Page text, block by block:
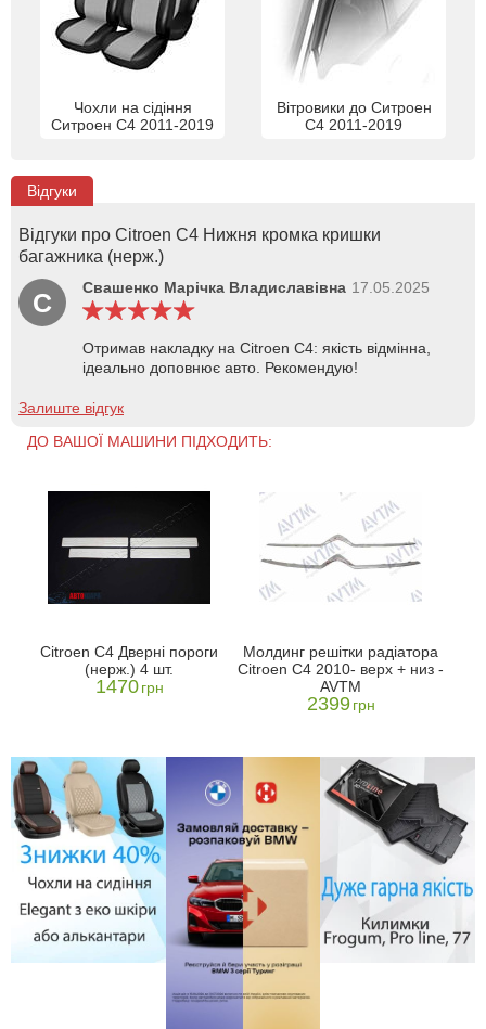
Чохли на сідіння
Ситроен С4 2011-2019
Вітровики до Ситроен
С4 2011-2019
Відгуки
Відгуки про Citroen C4 Нижня кромка кришки
багажника (нерж.)
С Свашенко Марічка Владиславівна 17.05.2025
Отримав накладку на Citroen C4: якість відмінна,
ідеально доповнює авто. Рекомендую!
Залиште відгук
ДО ВАШОЇ МАШИНИ ПІДХОДИТЬ:
Citroen C4 Дверні пороги
(нерж.) 4 шт.
1470 грн
Молдинг решітки радіатора
Citroen C4 2010- верх + низ -
AVTM
2399 грн